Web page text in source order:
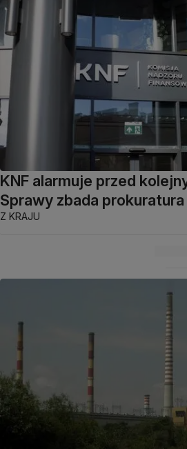
KNF alarmuje przed
Sprawy zbada prokuratura
Z KRAJU